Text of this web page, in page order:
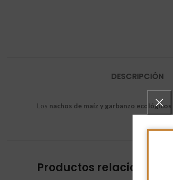
DESCRIPCIÓN
Los nachos de maíz y garbanzo ecológicos
Productos relacionados